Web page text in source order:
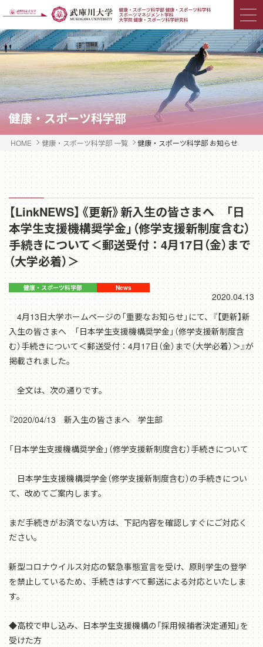
健康・スポーツ科学部
HOME 健康・スポーツ科学部 一覧 健康・スポーツ科学部 お知らせ
【LinkNEWS】《更新》新入生の皆さまへ 「日
本学生支援機構奨学金」（修学支援新制度含む）
手続きについて＜郵送受付：4月17日（金）まで
（大学必着）＞
2020.04.13
4月13日大学ホームページの「重要なお知らせ」にて、『【更新】新
入生の皆さまへ 「日本学生支援機構奨学金」（修学支援新制度含
む）手続きについて＜郵送受付：4月17日（金）まで（大学必着）＞』が
掲載されました。
全文は、次の通りです。
『2020/04/13 新入生の皆さまへ 学生部
「日本学生支援機構奨学金」（修学支援新制度含む）手続きについて
日本学生支援機構奨学金（修学支援新制度含む）の手続きについ
て、改めてご案内します。
まだ手続きがお済でない方は、下記内容を確認しすぐにご対応く
ださい。
新型コロナウイルス対応の緊急事態宣言を受け、原則学生の登学
を禁止しているため、手続きはすべて郵送による対応といたしま
す。
◆高校で申し込み、日本学生支援機構の「採用候補者決定通知」を
受けた方